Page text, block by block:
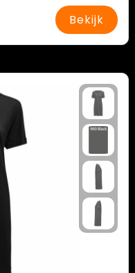
Bekijk